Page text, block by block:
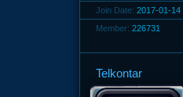
Join Date: 2017-01-14
Member: 226731
Telkontar